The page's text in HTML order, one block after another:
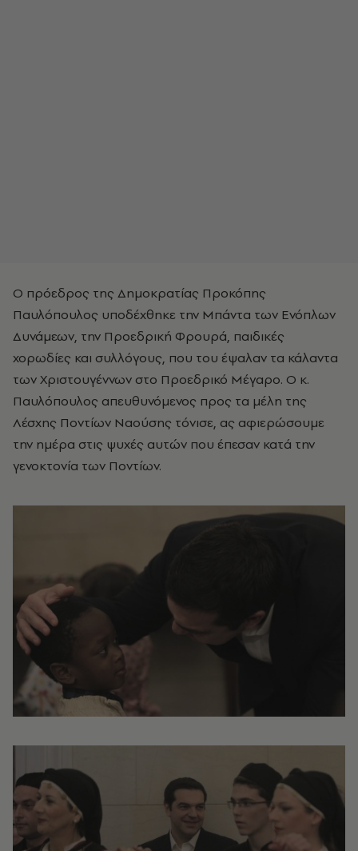
Ο πρόεδρος της Δημοκρατίας Προκόπης
Παυλόπουλος υποδέχθηκε την Μπάντα των Ενόπλων
Δυνάμεων, την Προεδρική Φρουρά, παιδικές
χορωδίες και συλλόγους, που του έψαλαν τα κάλαντα
των Χριστουγέννων στο Προεδρικό Μέγαρο. Ο κ.
Παυλόπουλος απευθυνόμενος προς τα μέλη της
Λέσχης Ποντίων Ναούσης τόνισε, ας αφιερώσουμε
την ημέρα στις ψυχές αυτών που έπεσαν κατά την
γενοκτονία των Ποντίων.